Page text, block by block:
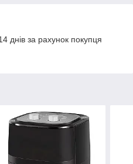
днів за рахунок покупця